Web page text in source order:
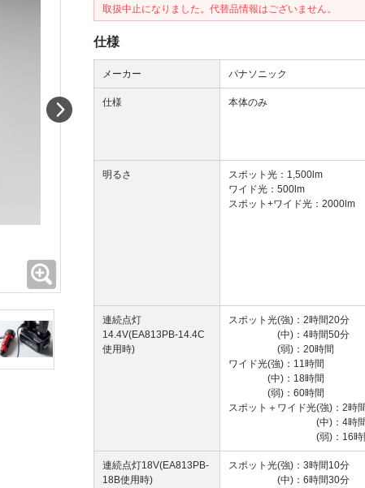
取扱中止になりました。代替品情報はございません。
仕様
メーカー パナソニック
仕様 本体のみ
明るさ
スポット光：1,500lm
ワイド光：500lm
スポット+ワイド光：2000lm
連続点灯
14.4V(EA813PB-14.4C
使用時)
スポット光(強)：2時間20分
(中)：4時間50分
(弱)：20時間
ワイド光(強)：11時間
(中)：18時間
(弱)：60時間
スポット＋ワイド光(強)：2時間
(中)：4時間
(弱)：16時
連続点灯18V(EA813PB-
18B使用時)
スポット光(強)：3時間10分
(中)：6時間30分